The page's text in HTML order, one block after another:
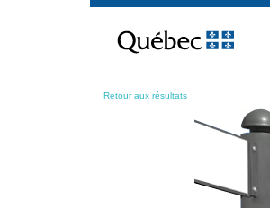
contenu
Retour aux résultats